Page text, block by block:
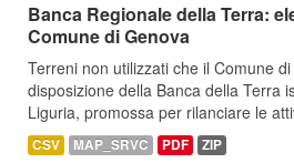
Banca Regionale della Terra:
Comune di Genova
Terreni non utilizzati che il Comune
disposizione della Banca della Terra
Liguria, promossa per rilanciare le
CSV MAP_SRVC PDF ZIP